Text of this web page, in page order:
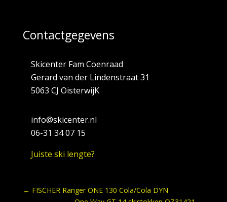
Contactgegevens
Skicenter Fam Coenraad
Gerard van der Lindenstraat 31
5063 CJ OisterwijK
info@skicenter.nl
06-31 34 07 15
Juiste ski lengte?
← FISCHER Ranger ONE 130 Cola/Cola DYN